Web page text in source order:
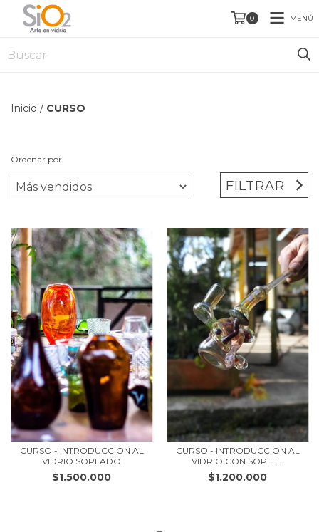
0 MENÚ
Inicio / CURSO
Ordenar por
FILTRAR
CURSO - INTRODUCCIÓN AL
VIDRIO SOPLADO
$1.500.000
CURSO - INTRODUCCIÒN AL
VIDRIO CON SOPLE...
$1.200.000